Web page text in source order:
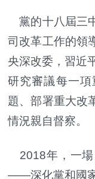
黨的十八屆三
司改革工作的領
央深改委，習近
研究審議每一
題、部署重大改
情況親自督察。
2018年，一場
——深化黨和國家